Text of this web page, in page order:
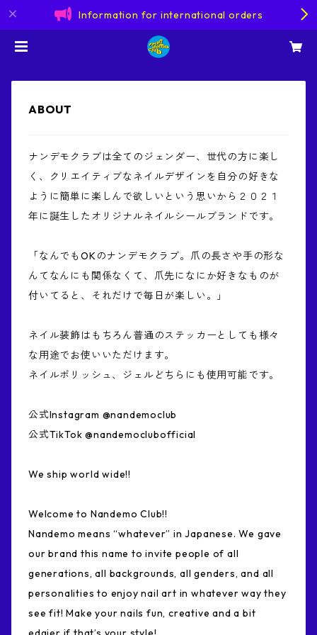
Information for international orders
ABOUT
ナンデモクラブは全てのジェンダー、世代の方に楽し
く、クリエイティブなネイルデザインを自分の好きな
ように簡単に楽しんで欲しいという思いから２０２１
年に誕生したオリジナルネイルシールブランドです。
「なんでもOKのナンデモクラブ。爪の長さや手の形な
んてなんにも関係なくて、爪先になにか好きなものが
付いてると、それだけで毎日が楽しい。」
ネイル装飾はもちろん普通のステッカーとしても様々
な用途でお使いいただけます。
ネイルポリッシュ、ジェルどちらにも使用可能です。
公式Instagram @nandemoclub
公式TikTok @nandemoclubofficial
We ship world wide!!
Welcome to Nandemo Club!!
Nandemo means “whatever” in Japanese. We gave
our brand this name to invite people of all
generations, all backgrounds, all genders, and all
personalities to enjoy nail art in whatever way they
see fit! Make your nails fun, creative and a bit